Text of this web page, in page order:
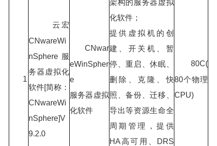
1
云宏
CNwareWi
nSphere服
务器虚拟化
软件[简称：
CNwareWi
nSphere]V
9.2.0
CNwar
eWinSpher
e
服务器虚拟
化软件
架构的服务器虚拟
化软件；
提供虚拟机的创
建、开关机、暂
停、重启、休眠、
删除、克隆、快
照、备份、迁移、
导出等资源生命全
周期管理，提供
HA高可用、DRS
80C(
80个物理
CPU)